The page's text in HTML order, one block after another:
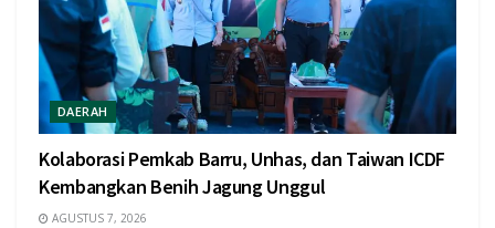
DAERAH
Kolaborasi Pemkab Barru, Unhas, dan Taiwan ICDF
Kembangkan Benih Jagung Unggul
AGUSTUS 7, 2026